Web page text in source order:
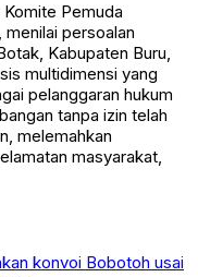
Pemuda
persoalan
Kabupaten Buru,
multidimensi yang
pelanggaran hukum
tanpa izin telah
melemahkan
masyarakat,